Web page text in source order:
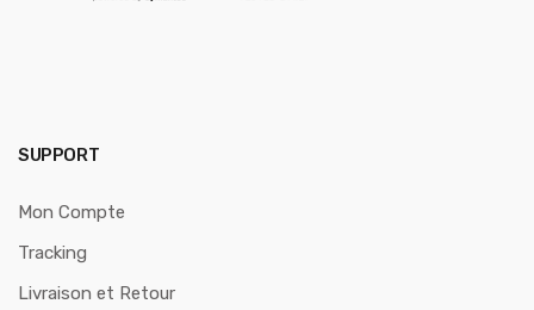
SUPPORT
Mon Compte
Tracking
Livraison et Retour